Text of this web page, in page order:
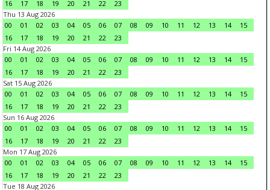
16
17 18 19 20 21 22
23
Thu 13 Aug 2026
00
01 02 03 04 05 06 07 08 09 10 11 12 13 14
15
16
17 18 19 20 21 22
23
Fri 14 Aug 2026
00
01 02 03 04 05 06 07 08 09 10 11 12 13 14
15
16
17 18 19 20 21 22
23
Sat 15 Aug 2026
00
01 02 03 04 05 06 07 08 09 10 11 12 13 14
15
16
17 18 19 20 21 22
23
Sun 16 Aug 2026
00
01 02 03 04 05 06 07 08 09 10 11 12 13 14
15
16
17 18 19 20 21 22
23
Mon 17 Aug 2026
00
01 02 03 04 05 06 07 08 09 10 11 12 13 14
15
16
17 18 19 20 21 22
23
Tue 18 Aug 2026